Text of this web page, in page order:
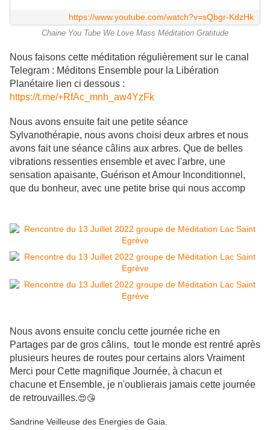
https://www.youtube.com/watch?v=sQbgr-KdzHk
Chaine You Tube We Love Mass Méditation Gratitude
Nous faisons cette méditation régulièrement sur le canal
Telegram : Méditons Ensemble pour la Libération
Planétaire lien ci dessous :
https://t.me/+RfAc_mnh_aw4YzFk
Nous avons ensuite fait une petite séance
Sylvanothérapie, nous avons choisi deux arbres et nous
avons fait une séance câlins aux arbres. Que de belles
vibrations ressenties ensemble et avec l'arbre, une
sensation apaisante, Guérison et Amour Inconditionnel,
que du bonheur, avec une petite brise qui nous accomp
Nous avons ensuite conclu cette journée riche en
Partages par de gros câlins, tout le monde est rentré après
plusieurs heures de routes pour certains alors Vraiment
Merci pour Cette magnifique Journée, à chacun et
chacune et Ensemble, je n'oublierais jamais cette journée
de retrouvailles.😍😘
Sandrine Veilleuse des Energies de Gaia.